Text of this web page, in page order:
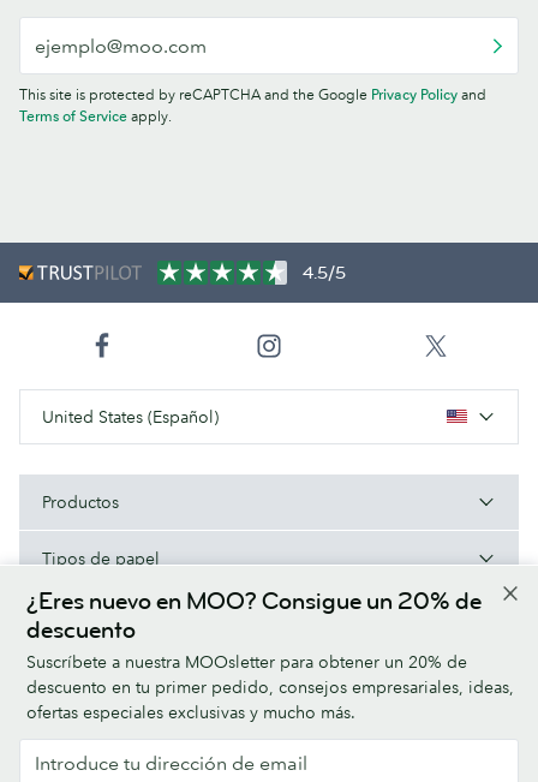
This site is protected by reCAPTCHA and the Google Privacy Policy and
Terms of Service apply.
¿Eres nuevo en MOO? Consigue un 20% de
descuento
Suscríbete a nuestra MOOsletter para obtener un 20% de
descuento en tu primer pedido, consejos empresariales, ideas,
ofertas especiales exclusivas y mucho más.
4.5/5
United States (Español)
Productos
Tipos de papel
Acerca de MOO
Ayuda/Enlaces útiles